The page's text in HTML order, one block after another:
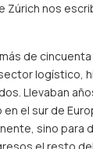
Zúrich nos
de
logístico,
Llevaban
en el sur de
sino para